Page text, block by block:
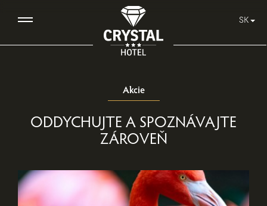
SK
Akcie
ODDYCHUJTE A SPOZNÁVAJTE
ZÁROVEŇ